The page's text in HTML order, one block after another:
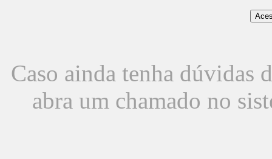
Caso ainda tenha dúvidas
abra um chamado no